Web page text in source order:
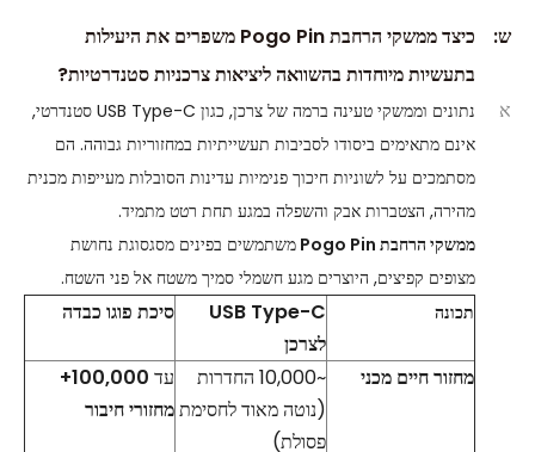
ש:
כיצד ממשקי הרחבת Pogo Pin משפרים את היעילות
בתעשיות מיוחדות בהשוואה ליציאות צרכניות סטנדרטיות?
א
נתונים וממשקי טעינה ברמה של צרכן, כגון USB Type-C סטנדרטי,
אינם מתאימים ביסודו לסביבות תעשייתיות במחזוריות גבוהה. הם
מסתמכים על לשוניות חיכוך פנימיות עדינות הסובלות מעייפות מכנית
מהירה, הצטברות אבק והשפלה במגע תחת רטט מתמיד.
ממשקי הרחבת Pogo Pin
משתמשים בפינים מסגסוגת נחושת
מצופים קפיצים, היוצרים מגע חשמלי סמיך משטח אל פני השטח.
תכונה
USB Type-C
לצרכן
סיכת פוגו כבדה
מחזור חיים מכני
~10,000 החדרות
(נוטה מאוד לחסימת
פסולת)
עד
100,000+
מחזורי חיבור